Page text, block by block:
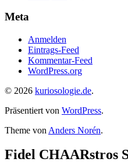
Meta
Anmelden
Eintrags-Feed
Kommentar-Feed
WordPress.org
© 2026 kuriosologie.de.
Präsentiert von WordPress.
Theme von Anders Norén.
Fidel CHAARstros